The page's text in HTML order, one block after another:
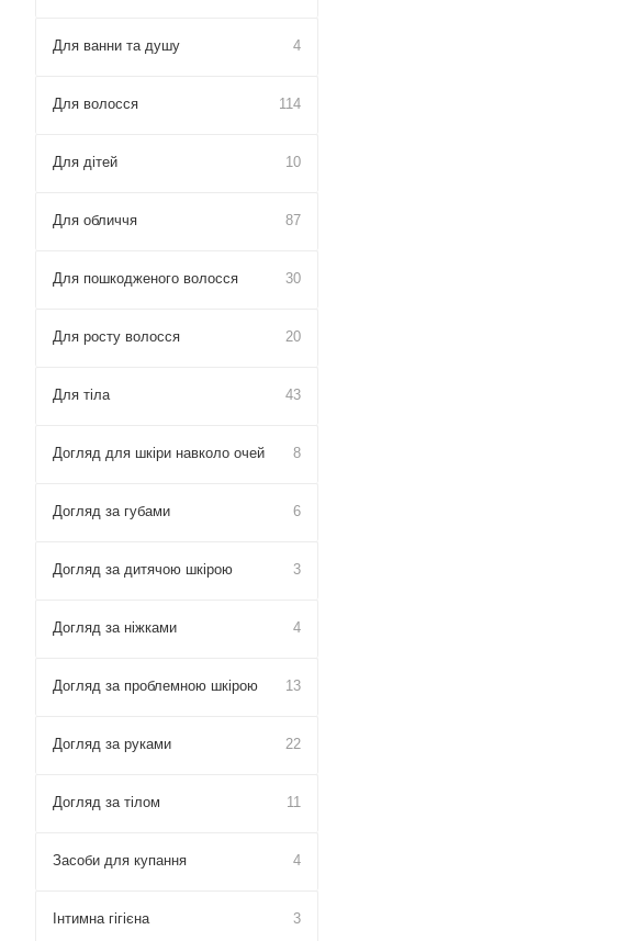
Для ванни та душу 4
Для волосся 114
Для дітей 10
Для обличчя 87
Для пошкодженого волосся 30
Для росту волосся 20
Для тіла 43
Догляд для шкіри навколо очей 8
Догляд за губами 6
Догляд за дитячою шкірою 3
Догляд за ніжками 4
Догляд за проблемною шкірою 13
Догляд за руками 22
Догляд за тілом 11
Засоби для купання 4
Інтимна гігієна 3